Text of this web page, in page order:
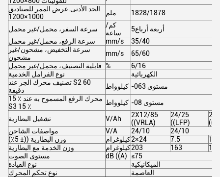
الحد الأدنى.عرض الممر للصناديق
1000×1200
ملم 1828/1878
سرعة السفر، محمل/غير محمل
كم/
ساعة
أربعة أرباع5
سرعة الرفع، محمل/غير محمل
mm/s
35/40
سرعة التخفيض، مشحون/غير
مشحون
mm/s
65/60
قابلية التصنيف، محمل/غير محمل %
6/16
نوع الفرامل الخدمية
الكهربائية
تصنيف محرك الجر عند S2 60
دقيقة
كيلوواط
-مستوى 063
15 ٪ محرك الرفع المسموح به عند
S3 15 ٪
كيلوواط -مستوى 08
تشغيل البطارية V/Ah
2X12/85
((VRLA)
24/25
((LFP)
مواصفات الشاحن
V/A 24/10
24/10
وزن البطارية ((± 5٪)
كيلوغرام2×24 7.5
10
وزن الخدمة مع البطارية
كيلوغرام203 163
166
مستوى الصوت
dB ((A)
≤75
نوع القيادة
الميكانيكية
نوع تحكم المحرك
العاصمة